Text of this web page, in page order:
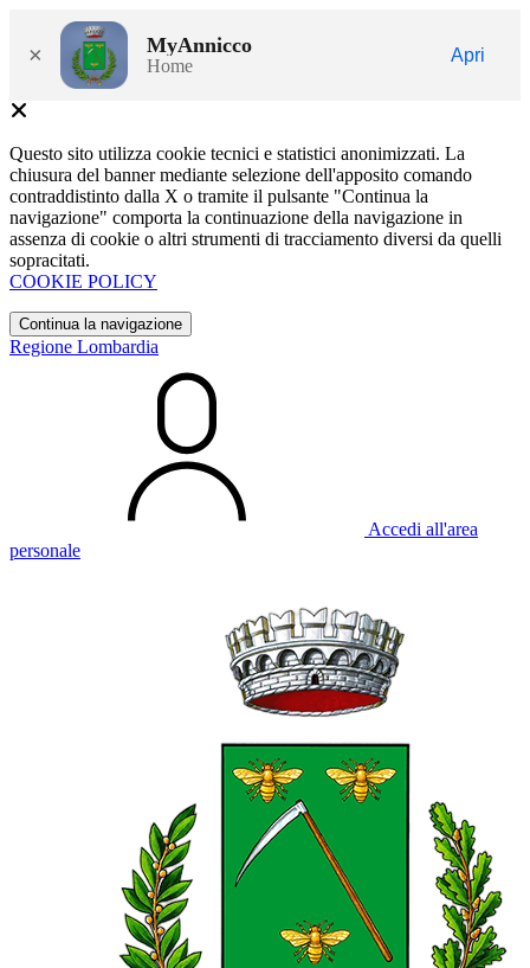
× MyAnnicco
Home
Apri
Questo sito utilizza cookie tecnici e statistici anonimizzati. La
chiusura del banner mediante selezione dell'apposito comando
contraddistinto dalla X o tramite il pulsante "Continua la
navigazione" comporta la continuazione della navigazione in
assenza di cookie o altri strumenti di tracciamento diversi da quelli
sopracitati.
COOKIE POLICY
Continua la navigazione
Regione Lombardia
Accedi all'area
personale